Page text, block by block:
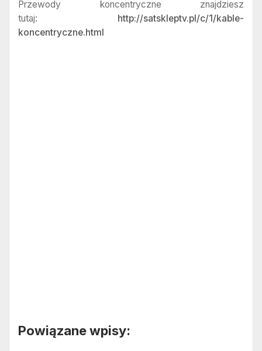
Przewody koncentryczne znajdziesz
tutaj: http://satskleptv.pl/c/1/kable-
koncentryczne.html
Powiązane wpisy: